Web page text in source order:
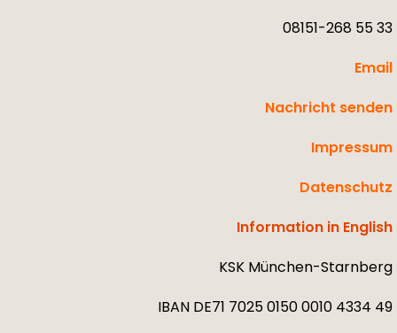
08151-268 55 33
Email
Nachricht senden
Impressum
Datenschutz
Information in English
KSK München-Starnberg
IBAN DE71 7025 0150 0010 4334 49